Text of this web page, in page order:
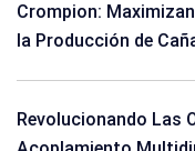
Crompion:
la Producción de
Revolucionando Las